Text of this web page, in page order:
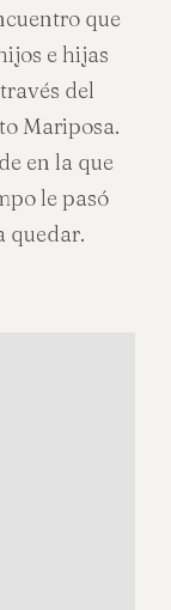
que
e hijas
del
Mariposa.
en la que
le pasó
quedar.